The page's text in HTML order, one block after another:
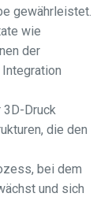
gewährleistet.
wie
der
3D-Druck
die den
bei dem
und sich